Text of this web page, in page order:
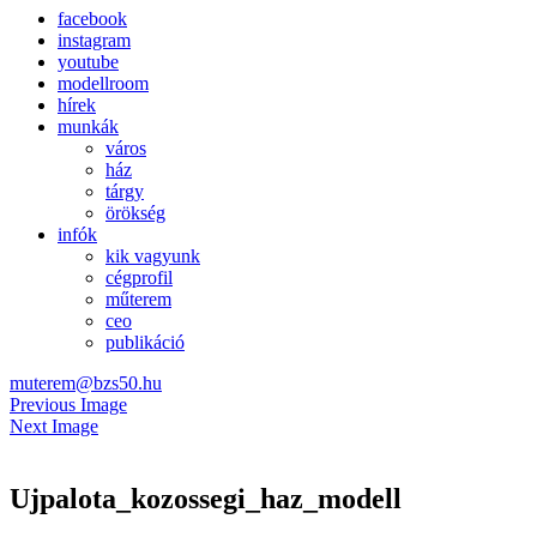
facebook
instagram
youtube
modellroom
hírek
munkák
város
ház
tárgy
örökség
infók
kik vagyunk
cégprofil
műterem
ceo
publikáció
muterem@bzs50.hu
Previous Image
Next Image
Ujpalota_kozossegi_haz_modell